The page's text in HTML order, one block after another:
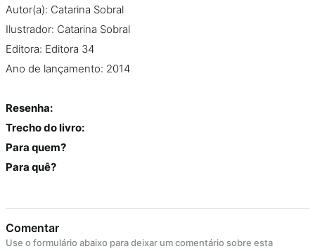
Listas
Como ler?
Na escola
Na família
Conteúdos
Autor(a): Catarina Sobral
Ilustrador: Catarina Sobral
Editora: Editora 34
Ano de lançamento: 2014
Resenha:
Trecho do livro:
Para quem?
Para quê?
Comentar
Use o formulário abaixo para deixar um comentário sobre esta